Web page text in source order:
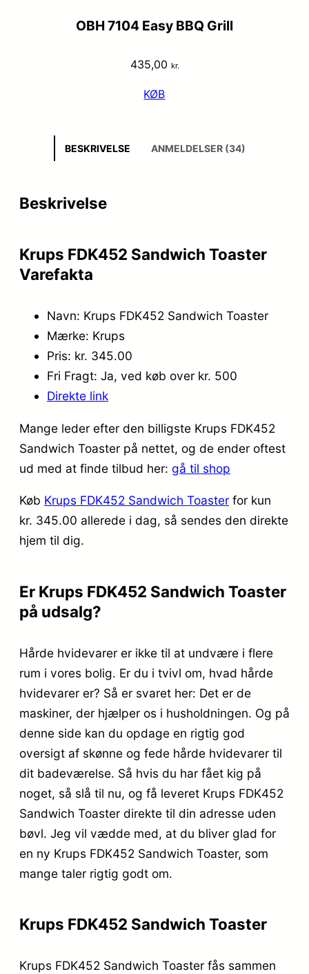
OBH 7104 Easy BBQ Grill
435,00 kr.
KØB
BESKRIVELSE ANMELDELSER (34)
Beskrivelse
Krups FDK452 Sandwich Toaster
Varefakta
Navn: Krups FDK452 Sandwich Toaster
Mærke: Krups
Pris: kr. 345.00
Fri Fragt: Ja, ved køb over kr. 500
Direkte link
Mange leder efter den billigste Krups FDK452
Sandwich Toaster på nettet, og de ender oftest
ud med at finde tilbud her: gå til shop
Køb Krups FDK452 Sandwich Toaster for kun
kr. 345.00 allerede i dag, så sendes den direkte
hjem til dig.
Er Krups FDK452 Sandwich Toaster
på udsalg?
Hårde hvidevarer er ikke til at undvære i flere
rum i vores bolig. Er du i tvivl om, hvad hårde
hvidevarer er? Så er svaret her: Det er de
maskiner, der hjælper os i husholdningen. Og på
denne side kan du opdage en rigtig god
oversigt af skønne og fede hårde hvidevarer til
dit badeværelse. Så hvis du har fået kig på
noget, så slå til nu, og få leveret Krups FDK452
Sandwich Toaster direkte til din adresse uden
bøvl. Jeg vil vædde med, at du bliver glad for
en ny Krups FDK452 Sandwich Toaster, som
mange taler rigtig godt om.
Krups FDK452 Sandwich Toaster
Krups FDK452 Sandwich Toaster fås sammen